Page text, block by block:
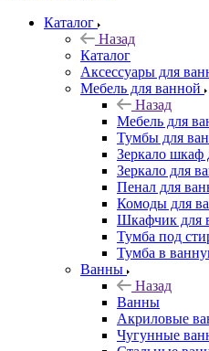
Каталог
Назад
Каталог
Аксессуары для
Мебель для ванной
Назад
Мебель для
Тумбы для
Зеркало шкаф
Зеркало для
Пенал для
Комоды для
Шкафчик для
Тумба под
Тумба в
Ванны
Назад
Ванны
Акриловые
Чугунные